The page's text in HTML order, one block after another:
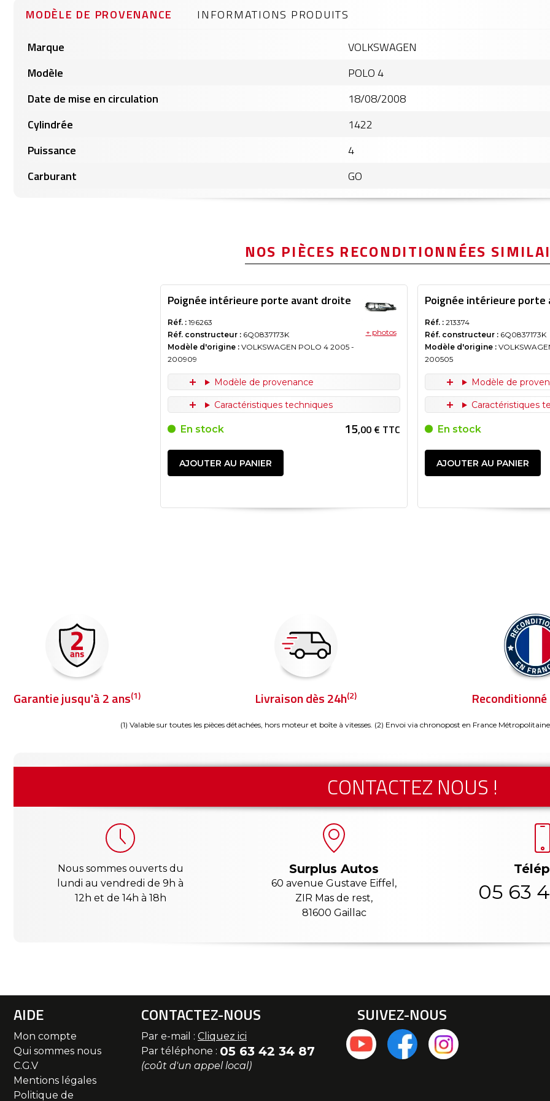
MODÈLE DE PROVENANCE
produits
Marque
VOLKSWAGEN
Modèle
POLO 4
Date de mise en circulation
18/08/2008
Cylindrée
1422
Puissance
4
Carburant
GO
INFORMATIONS PRODUITS
NOS PIÈCES RECONDITIONNÉES
Poignée intérieure porte avant droite
Réf. : 196263
Réf. constructeur : 6Q0837173K
Modèle d'origine : VOLKSWAGEN POLO 4 2005 -
200909
+ photos
Modèle de provenance
Caractéristiques techniques
En stock 15,00 € TTC
AJOUTER AU PANIER
Poignée intérieure
Réf. : 213374
Réf. constructeur : 6Q0837173K
Modèle d'origine :
200505
Modèle de
Caractéristiques
En stock
AJOUTER AU PANIER
Garantie jusqu'à 2 ans(1) Livraison dès 24h(2) Reconditionné
(1) Valable sur toutes les pièces détachées, hors moteur et boîte à vitesses. (2) Envoi via chronopost en France
CONTACTEZ NOUS !
Nous sommes ouverts du
lundi au vendredi de 9h à
12h et de 14h à 18h
Surplus Autos
60 avenue Gustave Eiffel,
ZIR Mas de rest,
81600 Gaillac
05 63
AIDE
Mon compte
Qui sommes nous
C.G.V
Mentions légales
Politique de
CONTACTEZ-NOUS
Par e-mail : Cliquez ici
Par téléphone : 05 63 42 34 87
(coût d'un appel local)
SUIVEZ-NOUS